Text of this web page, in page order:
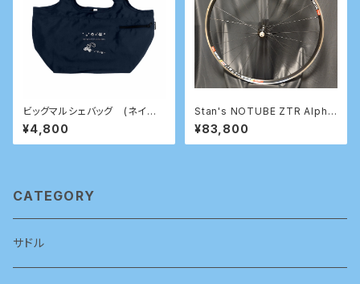
ビッグマルシェバッグ (ネイビ
ー）
¥4,800
Stan's NOTUBE ZTR Alpha
340
¥83,800
CATEGORY
サドル